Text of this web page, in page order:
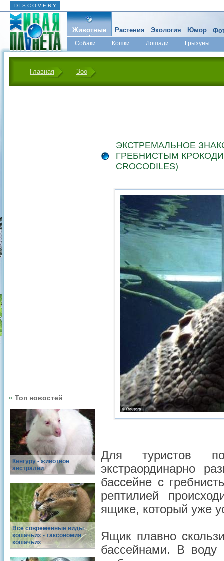
D I S C O V E R Y
Животные
Собаки Кошки Лошади
Грызуны
Микромир
Растения Экология Юмор
Главная Зоо
Топ новостей
Кенгуру - животное
австралии
Все современные виды
кошачьих - таксономия
кошачьих
ЭКСТРЕМАЛЬНОЕ
ГРЕБНИСТЫМ
CROCODILES)
Для туристов
экстраординарно
бассейне с
рептилией
ящике, который уже
Ящик плавно
бассейнами. В воду